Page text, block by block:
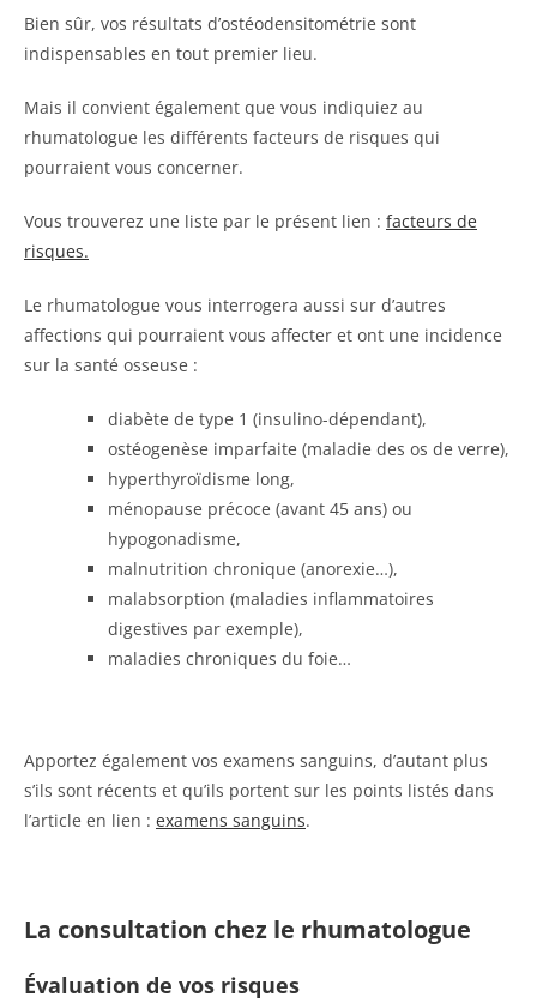
Bien sûr, vos résultats d’ostéodensitométrie sont
indispensables en tout premier lieu.
Mais il convient également que vous indiquiez au
rhumatologue les différents facteurs de risques qui
pourraient vous concerner.
Vous trouverez une liste par le présent lien : facteurs de
risques.
Le rhumatologue vous interrogera aussi sur d’autres
affections qui pourraient vous affecter et ont une incidence
sur la santé osseuse :
diabète de type 1 (insulino-dépendant),
ostéogenèse imparfaite (maladie des os de verre),
hyperthyroïdisme long,
ménopause précoce (avant 45 ans) ou
hypogonadisme,
malnutrition chronique (anorexie…),
malabsorption (maladies inflammatoires
digestives par exemple),
maladies chroniques du foie…
Apportez également vos examens sanguins, d’autant plus
s’ils sont récents et qu’ils portent sur les points listés dans
l’article en lien : examens sanguins.
La consultation chez le rhumatologue
Évaluation de vos risques